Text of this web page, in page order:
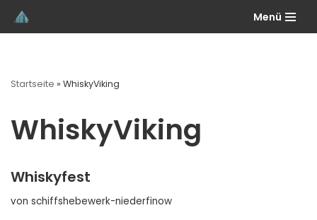
Zum
Menü
Startseite » WhiskyViking
WhiskyViking
Whiskyfest
von schiffshebewerk-niederfinow